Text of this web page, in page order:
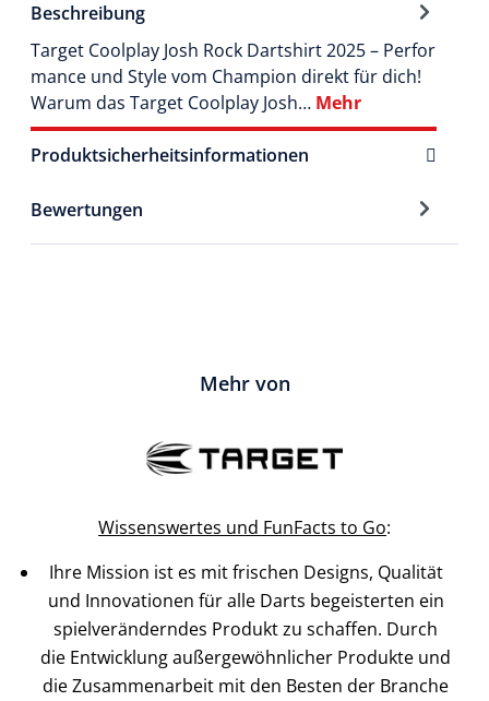
Beschreibung
Target Coolplay Josh Rock Dartshirt 2025 – Perfor
mance und Style vom Champion direkt für dich!
Warum das Target Coolplay Josh… Mehr
Produktsicherheitsinformationen
Bewertungen
Mehr von
Wissenswertes und FunFacts to Go:
Ihre Mission ist es mit frischen Designs, Qualität
und Innovationen für alle Darts begeisterten ein
spielveränderndes Produkt zu schaffen. Durch
die Entwicklung außergewöhnlicher Produkte und
die Zusammenarbeit mit den Besten der Branche